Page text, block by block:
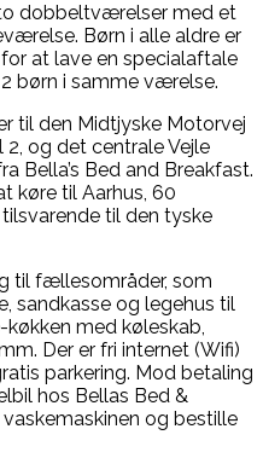
to dobbeltværelser med et
Børn i alle aldre er
at lave en specialaftale
børn i samme værelse.
til den Midtjyske Motorvej
og det centrale Vejle
Bella’s Bed and Breakfast.
køre til Aarhus, 60
til den tyske
til fællesområder, som
sandkasse og legehus til
med køleskab,
Der er fri internet (Wifi)
parkering. Mod betaling
hos Bellas Bed &
og bestille